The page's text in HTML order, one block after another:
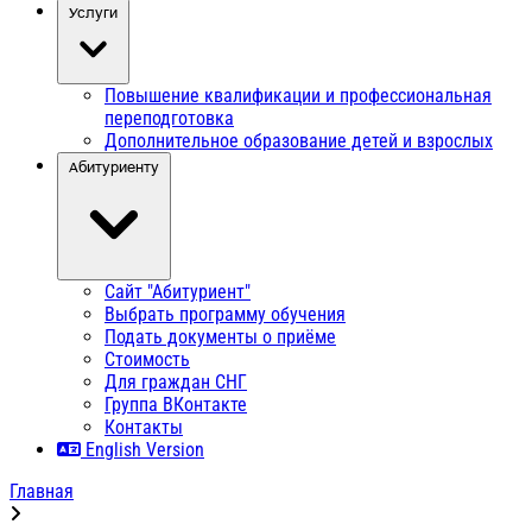
Услуги
Повышение квалификации и профессиональная
переподготовка
Дополнительное образование детей и взрослых
Абитуриенту
Сайт "Абитуриент"
Выбрать программу обучения
Подать документы о приёме
Стоимость
Для граждан СНГ
Группа ВКонтакте
Контакты
English Version
Главная